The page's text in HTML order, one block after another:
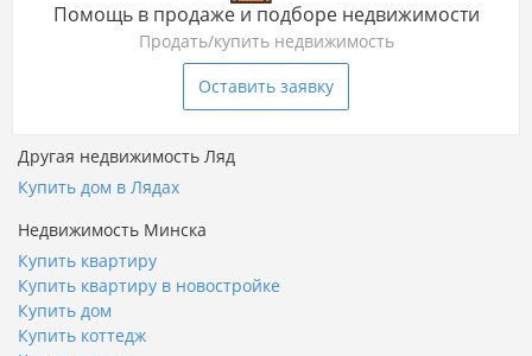
Помощь в продаже и подборе недвижимости
Продать/купить недвижимость
Оставить заявку
Другая недвижимость Ляд
Купить дом в Лядах
Недвижимость Минска
Купить квартиру
Купить квартиру в новостройке
Купить дом
Купить коттедж